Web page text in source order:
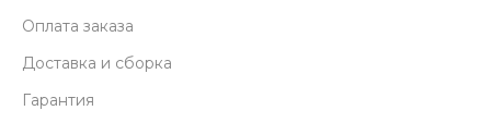
Оплата заказа
Доставка и сборка
Гарантия